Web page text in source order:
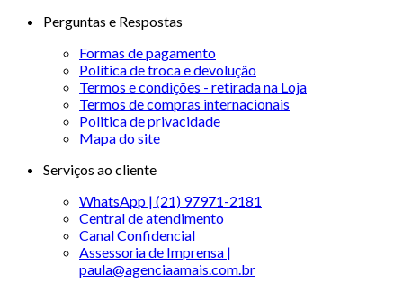
Perguntas e Respostas
Formas de pagamento
Política de troca e devolução
Termos e condições - retirada na Loja
Termos de compras internacionais
Politica de privacidade
Mapa do site
Serviços ao cliente
WhatsApp | (21) 97971-2181
Central de atendimento
Canal Confidencial
Assessoria de Imprensa |
paula@agenciaamais.com.br